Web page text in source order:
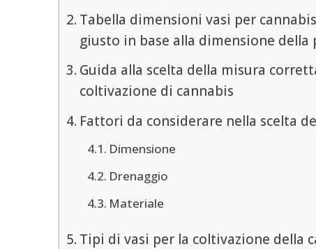
Tabella dimensioni vasi per
giusto in base alla dimensione della
Guida alla scelta della misura
coltivazione di cannabis
Fattori da considerare nella scelta
Dimensione
Drenaggio
Materiale
Tipi di vasi per la coltivazione della